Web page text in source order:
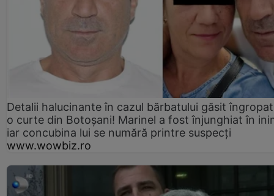
Detalii halucinante în cazul bărbatului găsit
o curte din Botoșani! Marinel a fost înjunghiat în
iar concubina lui se numără printre suspecți
www.wowbiz.ro